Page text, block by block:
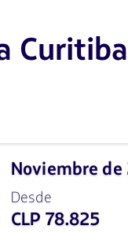
Curitiba
Viaja
en
noviembre
de
2026
noviembre
Desde
CLP 78.825